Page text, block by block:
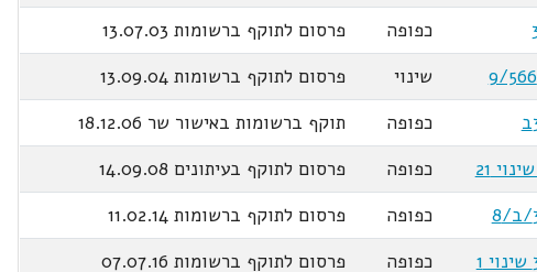
כפופה
פרסום לתוקף ברשומות 13.07.03
שינוי
פרסום לתוקף ברשומות 13.09.04
כפופה
תוקף ברשומות באישור שר 18.12.06
כפופה
פרסום לתוקף בעיתונים 14.09.08
כפופה
פרסום לתוקף ברשומות 11.02.14
כפופה
פרסום לתוקף ברשומות 07.07.16